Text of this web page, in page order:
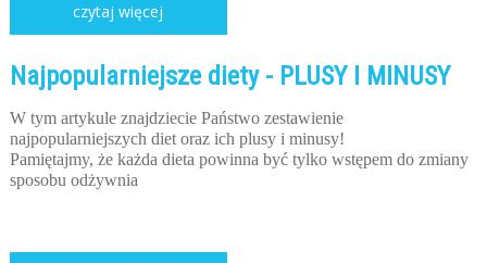
czytaj więcej
Najpopularniejsze diety - PLUSY I MINUSY
W tym artykule znajdziecie Państwo zestawienie
najpopularniejszych diet oraz ich plusy i minusy!
Pamiętajmy, że każda dieta powinna być tylko wstępem do zmiany
sposobu odżywnia